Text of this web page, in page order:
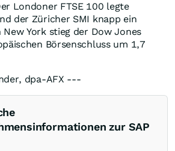
Londoner FTSE 100 legte
der Züricher SMI knapp ein
York stieg der Dow Jones
Börsenschluss um 1,7
dpa-AFX ---
zur SAP